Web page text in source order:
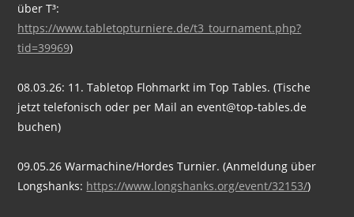
über T³:
https://www.tabletopturniere.de/t3_tournament.php?
tid=39969)
08.03.26: 11. Tabletop Flohmarkt im Top Tables. (Tische
jetzt telefonisch oder per Mail an event@top-tables.de
buchen)
09.05.26 Warmachine/Hordes Turnier. (Anmeldung über
Longshanks: https://www.longshanks.org/event/32153/)